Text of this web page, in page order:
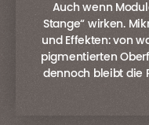
Auch wenn
Stange“ wirken.
und Effekten: von
pigmentierten
dennoch bleibt die